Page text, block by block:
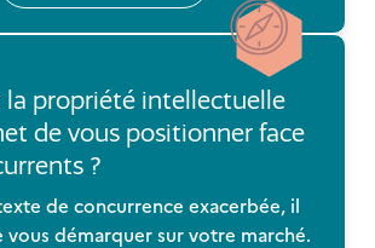
propriété intellectuelle
de vous positionner face
?
de concurrence exacerbée, il
vous démarquer sur votre marché.